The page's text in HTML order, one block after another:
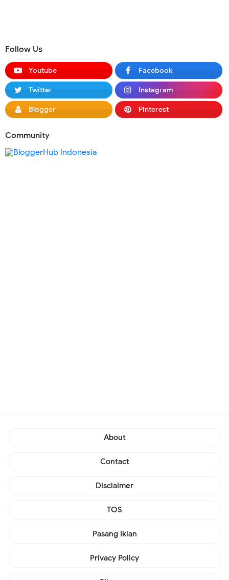
Follow Us
Youtube Facebook
Twitter Instagram
Blogger Pinterest
Community
About
Contact
Disclaimer
TOS
Pasang Iklan
Privacy Policy